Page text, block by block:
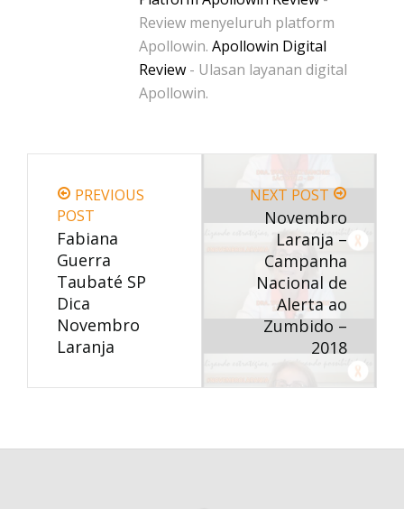
Review menyeluruh platform
Apollowin. Apollowin Digital
Review - Ulasan layanan digital
Apollowin.
PREVIOUS
POST
Fabiana
Guerra
Taubaté SP
Dica
Novembro
Laranja
NEXT POST
Novembro
Laranja –
Campanha
Nacional de
Alerta ao
Zumbido –
2018